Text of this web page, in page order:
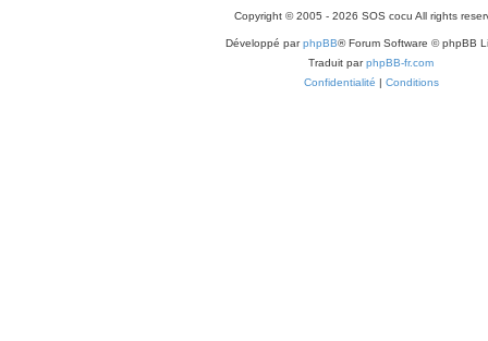
Copyright © 2005 - 2026 SOS cocu All rights
Développé parphpBB® Forum Software © phpBB
Traduit parphpBB-fr.com
Confidentialité
Conditions